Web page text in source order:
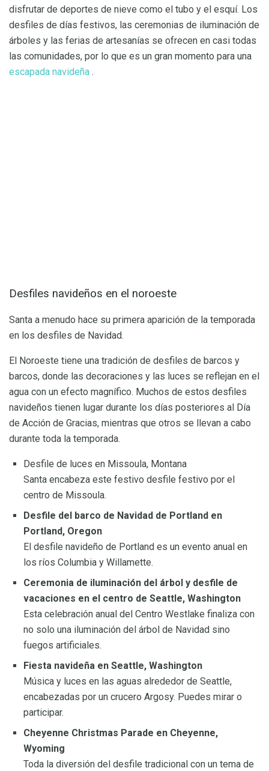
disfrutar de deportes de nieve como el tubo y el esquí. Los
desfiles de días festivos, las ceremonias de iluminación de
árboles y las ferias de artesanías se ofrecen en casi todas
las comunidades, por lo que es un gran momento para una
escapada navideña .
Desfiles navideños en el noroeste
Santa a menudo hace su primera aparición de la temporada
en los desfiles de Navidad.
El Noroeste tiene una tradición de desfiles de barcos y
barcos, donde las decoraciones y las luces se reflejan en el
agua con un efecto magnífico. Muchos de estos desfiles
navideños tienen lugar durante los días posteriores al Día
de Acción de Gracias, mientras que otros se llevan a cabo
durante toda la temporada.
Desfile de luces en Missoula, Montana
Santa encabeza este festivo desfile festivo por el
centro de Missoula.
Desfile del barco de Navidad de Portland en
Portland, Oregon
El desfile navideño de Portland es un evento anual en
los ríos Columbia y Willamette.
Ceremonia de iluminación del árbol y desfile de
vacaciones en el centro de Seattle, Washington
Esta celebración anual del Centro Westlake finaliza con
no solo una iluminación del árbol de Navidad sino
fuegos artificiales.
Fiesta navideña en Seattle, Washington
Música y luces en las aguas alrededor de Seattle,
encabezadas por un crucero Argosy. Puedes mirar o
participar.
Cheyenne Christmas Parade en Cheyenne,
Wyoming
Toda la diversión del desfile tradicional con un tema de